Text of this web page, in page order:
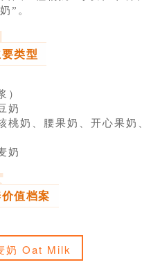
”。
类型
）
奶
桃奶、腰果奶、开心果奶、
奶
值档案
奶 Oat Milk